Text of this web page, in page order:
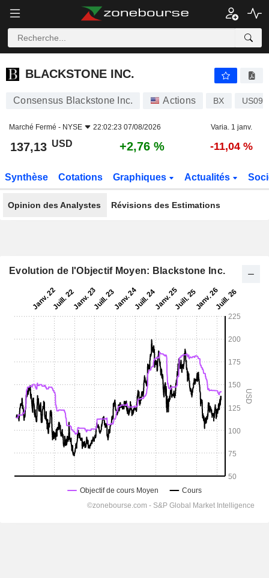
BLACKSTONE INC.
BLACKSTONE INC.
Consensus Blackstone Inc. Actions BX
Marché Fermé - NYSE 22:02:23 07/08/2026 Varia. 1 janv.
137,13 USD +2,76 % -11,04 %
Synthèse Cotations Graphiques Actualités
Opinion des Analystes Révisions des Estimations
Evolution de l'Objectif Moyen: Blackstone Inc.